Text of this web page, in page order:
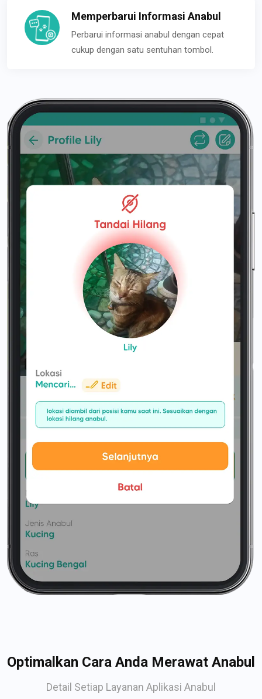
Memperbarui Informasi Anabul
Perbarui informasi anabul dengan cepat
cukup dengan satu sentuhan tombol.
Optimalkan Cara Anda Merawat Anabul
Detail Setiap Layanan Aplikasi Anabul